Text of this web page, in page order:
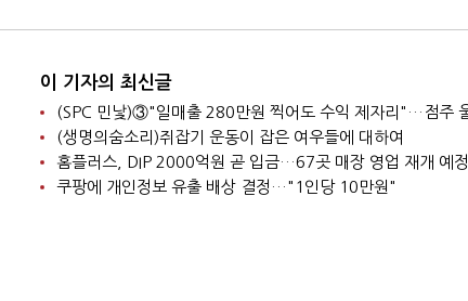
이 기자의 최신글
(생명의숨소리)쥐잡기 운동이 잡은 여우들에 대하여
홈플러스, DIP 2000억원 곧 입금…67곳 매장 영업 재개 예정
쿠팡에 개인정보 유출 배상 결정…"1인당 10만원"